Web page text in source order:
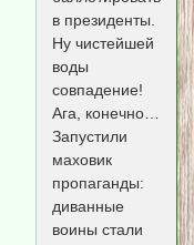
в президенты.
Ну чистейшей
воды
совпадение!
Ага, конечно…
Запустили
маховик
пропаганды:
диванные
воины стали